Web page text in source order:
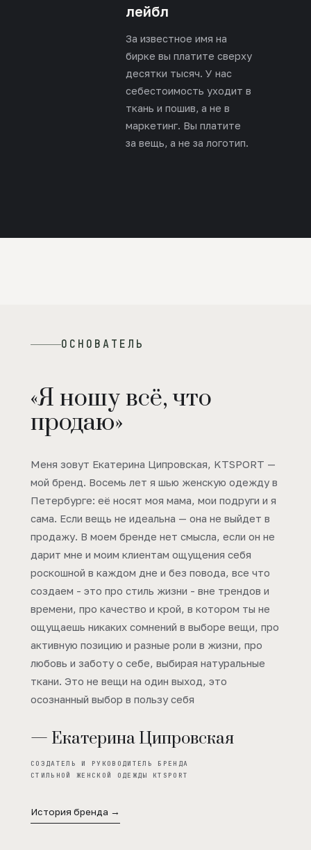
лейбл
За известное имя на
бирке вы платите сверху
десятки тысяч. У нас
себестоимость уходит в
ткань и пошив, а не в
маркетинг. Вы платите
за вещь, а не за логотип.
ОСНОВАТЕЛЬ
«Я ношу всё, что
продаю»
Меня зовут Екатерина Ципровская, KTSPORT —
мой бренд. Восемь лет я шью женскую одежду в
Петербурге: её носят моя мама, мои подруги и я
сама. Если вещь не идеальна — она не выйдет в
продажу. В моем бренде нет смысла, если он не
дарит мне и моим клиентам ощущения себя
роскошной в каждом дне и без повода, все что
создаем - это про стиль жизни - вне трендов и
времени, про качество и крой, в котором ты не
ощущаешь никаких сомнений в выборе вещи, про
активную позицию и разные роли в жизни, про
любовь и заботу о себе, выбирая натуральные
ткани. Это не вещи на один выход, это
осознанный выбор в пользу себя
— Екатерина Ципровская
СОЗДАТЕЛЬ И РУКОВОДИТЕЛЬ БРЕНДА
СТИЛЬНОЙ ЖЕНСКОЙ ОДЕЖДЫ KTSPORT
История бренда →